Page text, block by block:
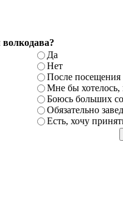
Да
Нет
После посещения
Мне бы
Боюсь больших
Обязательно
Есть, хочу